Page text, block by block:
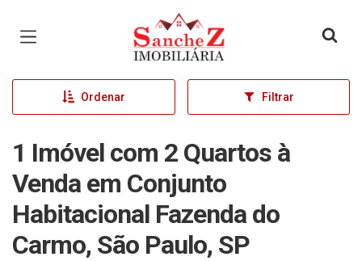
Página inicial
Ordenar Filtrar
1 Imóvel com 2 Quartos à
Venda em Conjunto
Habitacional Fazenda do
Carmo, São Paulo, SP